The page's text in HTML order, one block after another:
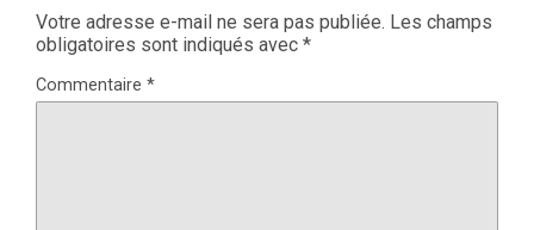
Votre adresse e-mail ne sera pas publiée. Les champs
obligatoires sont indiqués avec *
Commentaire *